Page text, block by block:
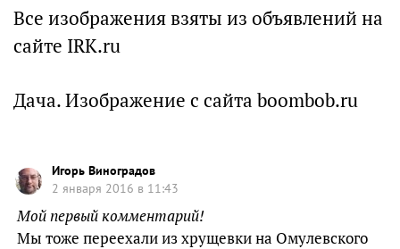
Все изображения взяты из объявлений на
сайте IRK.ru
Дача. Изображение с сайта boombob.ru
Игорь Виноградов
2 января 2016 в 11:43
Мой первый комментарий!
Мы тоже переехали из хрущевки на Омулевского